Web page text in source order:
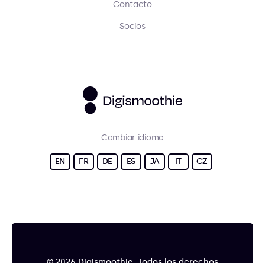
Contacto
Socios
Cambiar idioma
EN FR DE ES JA IT CZ